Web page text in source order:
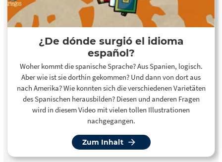
¿De dónde surgió el idioma
español?
Woher kommt die spanische Sprache? Aus Spanien, logisch.
Aber wie ist sie dorthin gekommen? Und dann von dort aus
nach Amerika? Wie konnten sich die verschiedenen Varietäten
des Spanischen herausbilden? Diesen und anderen Fragen
wird in diesem Video mit vielen tollen Illustrationen
nachgegangen.
Zum Inhalt